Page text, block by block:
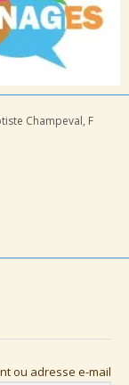
Champeval, F
ou adresse e-mail